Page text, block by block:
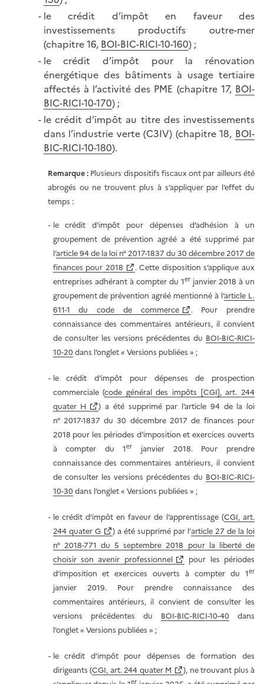
le crédit d’impôt en faveur des
investissements productifs outre-mer
(chapitre 16, BOI-BIC-RICI-10-160) ;
le crédit d’impôt pour la rénovation
énergétique des bâtiments à usage tertiaire
affectés à l’activité des PME (chapitre 17, BOI-
BIC-RICI-10-170) ;
le crédit d’impôt au titre des investissements
dans l’industrie verte (C3IV) (chapitre 18, BOI-
BIC-RICI-10-180).
Remarque : Plusieurs dispositifs fiscaux ont par ailleurs été
abrogés ou ne trouvent plus à s’appliquer par l’effet du
temps :
le crédit d’impôt pour dépenses d’adhésion à un
groupement de prévention agréé a été supprimé par
l’article 94 de la loi n° 2017-1837 du 30 décembre 2017 de
finances pour 2018
. Cette disposition s’applique aux
entreprises adhérant à compter du 1erjanvier 2018 à un
groupement de prévention agréé mentionné à l’article L.
611-1 du code de commerce
. Pour prendre
connaissance des commentaires antérieurs, il convient
de consulter les versions précédentes du BOI-BIC-RICI-
10-20dans l’onglet« Versions publiées » ;
le crédit d’impôt pour dépenses de prospection
commerciale (code général des impôts [CGI], art. 244
quater H
) a été supprimé par l’article 94 de la loi
n° 2017-1837 du 30 décembre 2017 de finances pour
2018 pour les périodes d’imposition et exercices ouverts
à compter du 1er
janvier 2018. Pour prendre
connaissance des commentaires antérieurs, il convient
de consulter les versions précédentes du BOI-BIC-RICI-
10-30dans l’onglet« Versions publiées » ;
le crédit d’impôt en faveur de l’apprentissage (CGI, art.
244 quater G
) a été supprimé par l’article 27 de la loi
n° 2018-771 du 5 septembre 2018 pour la liberté de
choisir son avenir professionnel
pour les périodes
d’imposition et exercices ouverts à compter du 1er
janvier 2019. Pour prendre connaissance des
commentaires antérieurs, il convient de consulter les
versions précédentes du BOI-BIC-RICI-10-40dans
l’onglet« Versions publiées » ;
le crédit d’impôt pour dépenses de formation des
dirigeants (CGI, art. 244 quater M
), ne trouvant plus à
er